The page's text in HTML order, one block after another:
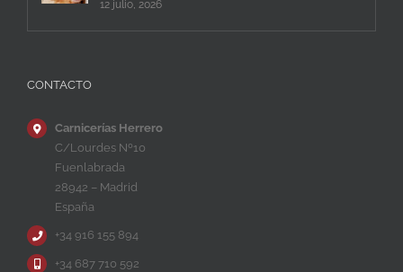
12 julio, 2026
CONTACTO
Carnicerías Herrero
C/Lourdes Nº10
Fuenlabrada
28942 – Madrid
España
+34 916 155 894
+34 687 710 592